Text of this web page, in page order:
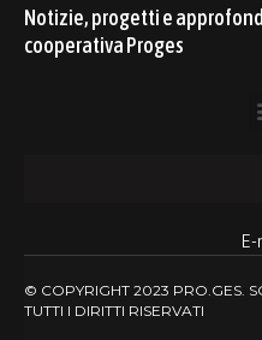
Notizie, progetti e
cooperativa Proges
© COPYRIGHT 2023 PRO.GES.
TUTTI I DIRITTI RISERVATI